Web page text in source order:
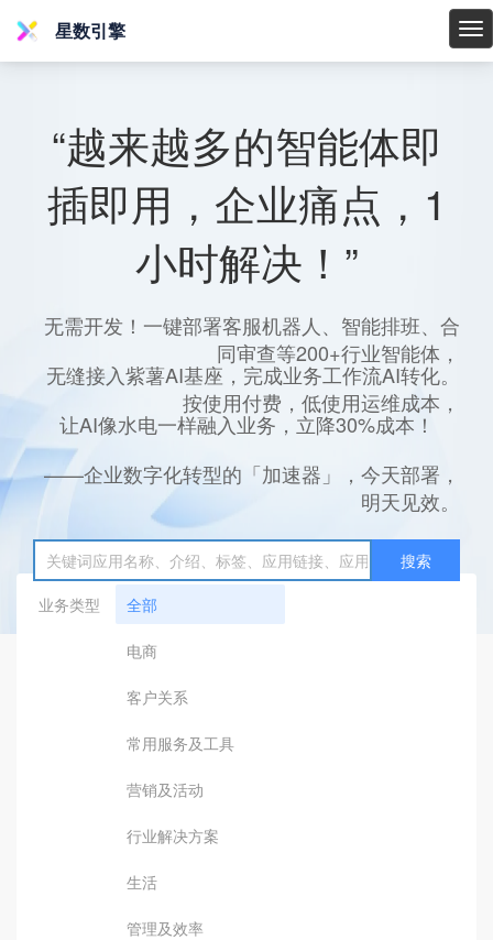
星
星数引擎
“越来越多的智能体即
插即用，企业痛点，1
小时解决！”
无需开发！一键部署客服机器人、智能排班、合
同审查等200+行业智能体，
无缝接入紫薯AI基座，完成业务工作流AI转化。
按使用付费，低使用运维成本，
让AI像水电一样融入业务，立降30%成本！
——企业数字化转型的「加速器」，今天部署，
明天见效。
搜索
业务类型
全部
电商
客户关系
常用服务及工具
营销及活动
行业解决方案
生活
管理及效率